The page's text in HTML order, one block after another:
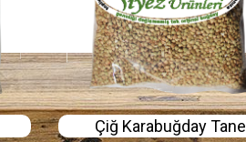
Çiğ Karabuğday Tane